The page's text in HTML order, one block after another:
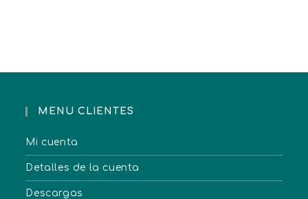
MENU CLIENTES
Mi cuenta
Detalles de la cuenta
Descargas